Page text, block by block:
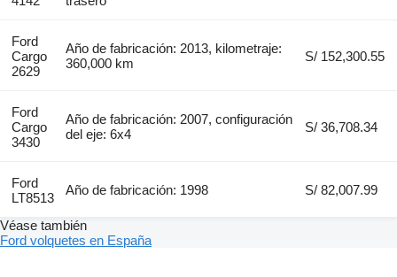
Ford
Cargo
2629
Año de fabricación: 2013, kilometraje:
360,000 km
S/ 152,300.55
Ford
Cargo
3430
Año de fabricación: 2007, configuración
del eje: 6x4
S/ 36,708.34
Ford
LT8513
Año de fabricación: 1998 S/ 82,007.99
Véase también
Ford volquetes en España